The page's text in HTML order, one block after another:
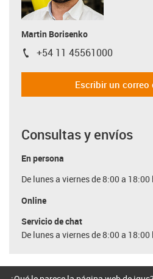
Martin Borisenko
igus-icon-phone
+54 11 45561000
Escribir un correo
Consultas y envíos
En persona
De lunes a viernes de 8:00 a 18:00
Online
Servicio de chat
De lunes a viernes de 8:00 a 18:00